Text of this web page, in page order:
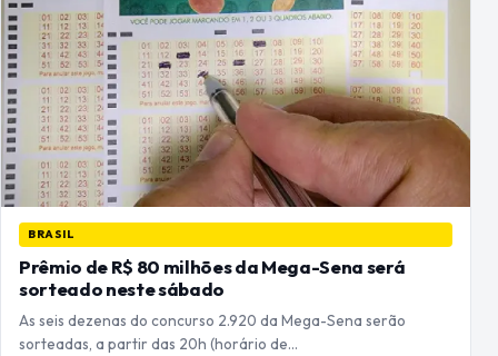
BRASIL
Prêmio de R$ 80 milhões da Mega-Sena será
sorteado neste sábado
As seis dezenas do concurso 2.920 da Mega-Sena serão
sorteadas, a partir das 20h (horário de…